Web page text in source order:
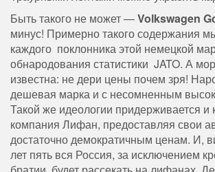
Быть такого не может —Volkswagen
минус! Примерно такого содержания
каждого поклонника этой немецкой
обнародования статистики JATO. А
известна: не дери цены почем зря!
дешевая марка и с несомненным
Такой же идеологии придерживается и
компания Лифан, предоставляя свои
достаточно демократичным ценам. И,
лет пять вся Россия, за исключением